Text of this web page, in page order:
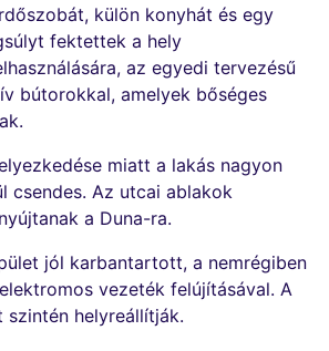
külön konyhát és egy
fektettek a hely
az egyedi tervezésű
bútorokkal, amelyek bőséges
miatt a lakás nagyon
csendes. Az utcai ablakok
a Duna-ra.
jól karbantartott, a nemrégiben
vezeték felújításával. A
helyreállítják.